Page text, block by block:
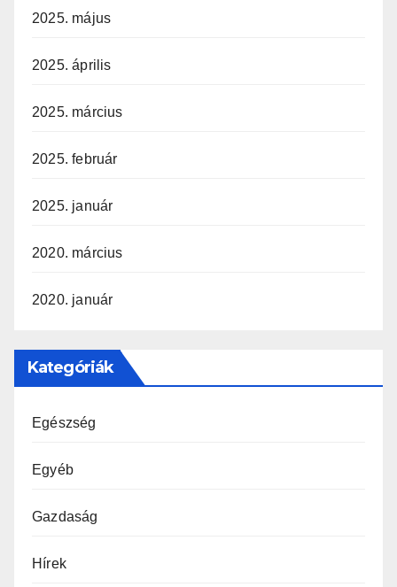
2025. május
2025. április
2025. március
2025. február
2025. január
2020. március
2020. január
Kategóriák
Egészség
Egyéb
Gazdaság
Hírek